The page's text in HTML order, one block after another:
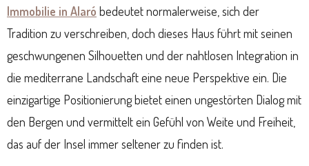
Immobilie in Alaró bedeutet normalerweise, sich der
Tradition zu verschreiben, doch dieses Haus führt mit seinen
geschwungenen Silhouetten und der nahtlosen Integration in
die mediterrane Landschaft eine neue Perspektive ein. Die
einzigartige Positionierung bietet einen ungestörten Dialog mit
den Bergen und vermittelt ein Gefühl von Weite und Freiheit,
das auf der Insel immer seltener zu finden ist.